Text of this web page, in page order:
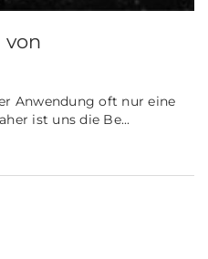
von
Anwendung oft nur eine
ist uns die Be...